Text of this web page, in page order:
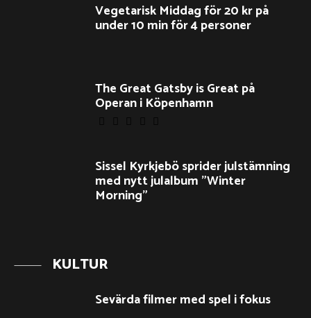
Vegetarisk Middag för 20 kr på
under 10 min för 4 personer
The Great Gatsby is Great på
Operan i Köpenhamn
Sissel Kyrkjebö sprider julstämning
med nytt julalbum ”Winter
Morning”
KULTUR
Sevärda filmer med spel i fokus